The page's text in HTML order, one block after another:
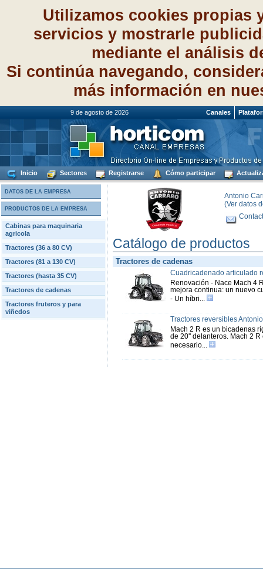
Utilizamos cookies propias
servicios y mostrarle
mediante el análisis
Si continúa navegando,
más información en
9 de agosto de 2026 Canales
Inicio Sectores Registrarse Cómo participar
DATOS DE LA EMPRESA
PRODUCTOS DE LA EMPRESA
Cabinas para maquinaria
agricola
Tractores (36 a 80 CV)
Tractores (81 a 130 CV)
Tractores (hasta 35 CV)
Tractores de cadenas
Tractores fruteros y para
viñedos
Antonio
(Ver datos
Catálogo de productos
Tractores de cadenas
Cuadricadenado articulado
Renovación - Nace Mach 4
mejora continua: un nuevo
- Un híbri...
Tractores reversibles
Mach 2 R es un bicadenas
de 20'' delanteros. Mach 2
necesario...